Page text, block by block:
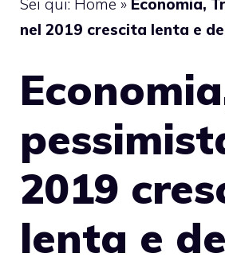
Sei qui: Home » Economia,
nel 2019 crescita lenta e
2019
lenta e